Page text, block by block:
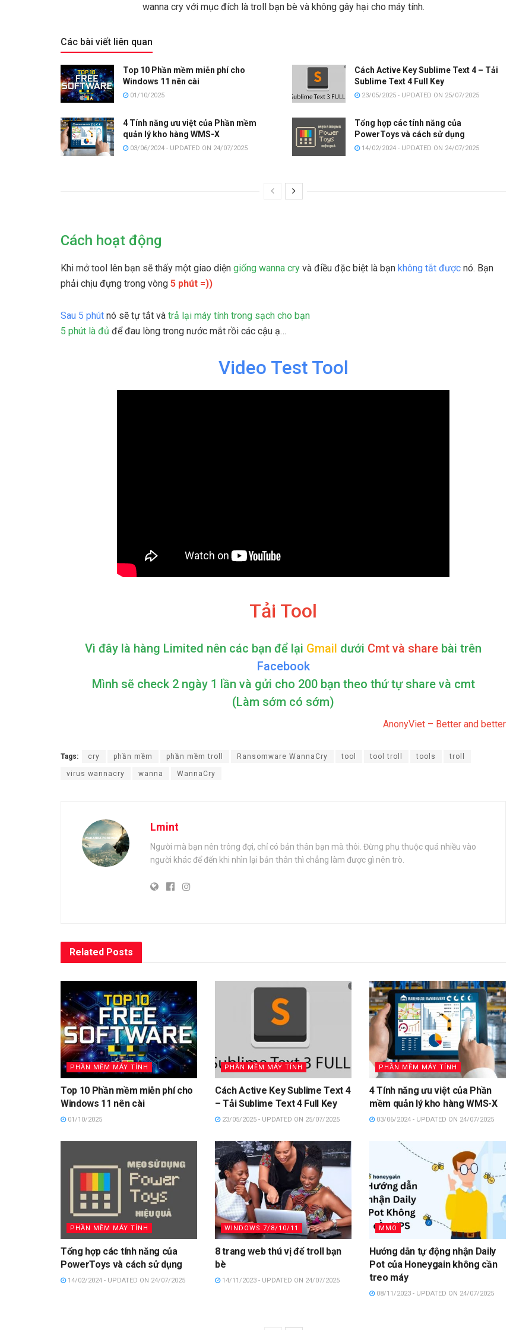
wanna cry với mục đích là troll bạn bè và không gây hại cho máy tính.
Các bài viết liên quan
Top 10 Phần mềm miễn phí cho
Windows 11 nên cài
01/10/2025
Cách Active Key Sublime Text 4 – Tải
Sublime Text 4 Full Key
23/05/2025 - UPDATED ON 25/07/2025
4 Tính năng ưu việt của Phần mềm
quản lý kho hàng WMS-X
03/06/2024 - UPDATED ON 24/07/2025
Tổng hợp các tính năng của
PowerToys và cách sử dụng
14/02/2024 - UPDATED ON 24/07/2025
Cách hoạt động
Khi mở tool lên bạn sẽ thấy một giao diện giống wanna cry và điều đặc biệt là bạn không tắt được nó. Bạn
phải chịu đựng trong vòng 5 phút =))
Sau 5 phút nó sẽ tự tắt và trả lại máy tính trong sạch cho bạn
5 phút là đủ để đau lòng trong nước mắt rồi các cậu ạ…
Video Test Tool
Tải Tool
Vì đây là hàng Limited nên các bạn để lại Gmail dưới Cmt và share bài trên
Facebook
Mình sẽ check 2 ngày 1 lần và gửi cho 200 bạn theo thứ tự share và cmt
(Làm sớm có sớm)
AnonyViet – Better and better
Tags: cry phần mềm phần mềm troll Ransomware WannaCry tool tool troll tools troll
virus wannacry wanna WannaCry
Lmint
Người mà bạn nên trông đợi, chỉ có bản thân bạn mà thôi. Đừng phụ thuộc quá nhiều vào
người khác để đến khi nhìn lại bản thân thì chẳng làm được gì nên trò.
Related Posts
PHẦN MỀM MÁY TÍNH
Top 10 Phần mềm miễn phí cho
Windows 11 nên cài
01/10/2025
PHẦN MỀM MÁY TÍNH
Cách Active Key Sublime Text 4
– Tải Sublime Text 4 Full Key
23/05/2025 - UPDATED ON 25/07/2025
PHẦN MỀM MÁY TÍNH
4 Tính năng ưu việt của Phần
mềm quản lý kho hàng WMS-X
03/06/2024 - UPDATED ON 24/07/2025
PHẦN MỀM MÁY TÍNH
Tổng hợp các tính năng của
PowerToys và cách sử dụng
14/02/2024 - UPDATED ON 24/07/2025
WINDOWS 7/8/10/11
8 trang web thú vị để troll bạn
bè
14/11/2023 - UPDATED ON 24/07/2025
MMO
Hướng dẫn tự động nhận Daily
Pot của Honeygain không cần
treo máy
08/11/2023 - UPDATED ON 24/07/2025